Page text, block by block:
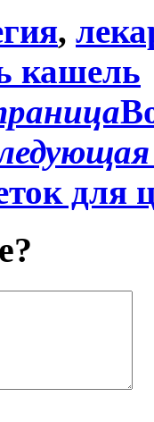
,
кашель
для